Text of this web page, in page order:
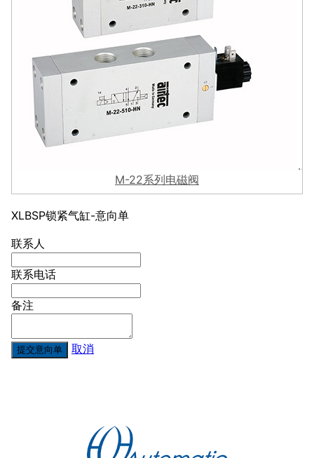
M-22系列电磁阀
XLBSP锁紧气缸-意向单
联系人
联系电话
备注
提交意向单 取消